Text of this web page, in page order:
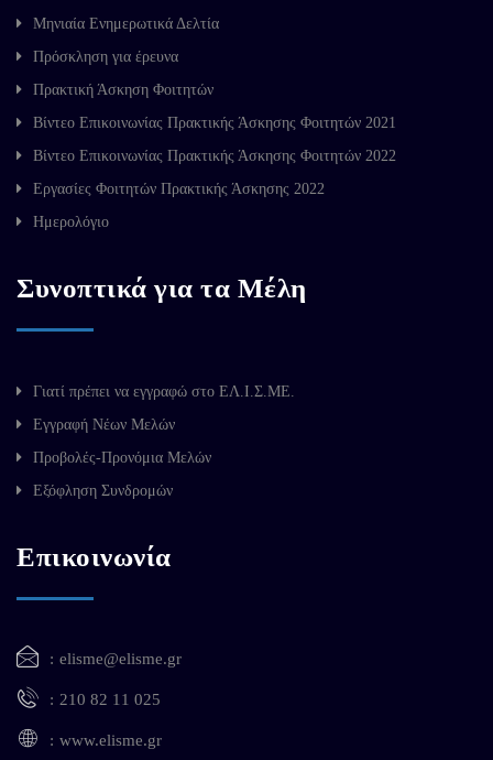
Μηνιαία Ενημερωτικά Δελτία
Πρόσκληση για έρευνα
Πρακτική Άσκηση Φοιτητών
Βίντεο Επικοινωνίας Πρακτικής Άσκησης Φοιτητών 2021
Βίντεο Επικοινωνίας Πρακτικής Άσκησης Φοιτητών 2022
Εργασίες Φοιτητών Πρακτικής Άσκησης 2022
Ημερολόγιο
Συνοπτικά για τα Μέλη
Γιατί πρέπει να εγγραφώ στο ΕΛ.Ι.Σ.ΜΕ.
Εγγραφή Νέων Μελών
Προβολές-Προνόμια Μελών
Εξόφληση Συνδρομών
Επικοινωνία
elisme@elisme.gr
210 82 11 025
www.elisme.gr